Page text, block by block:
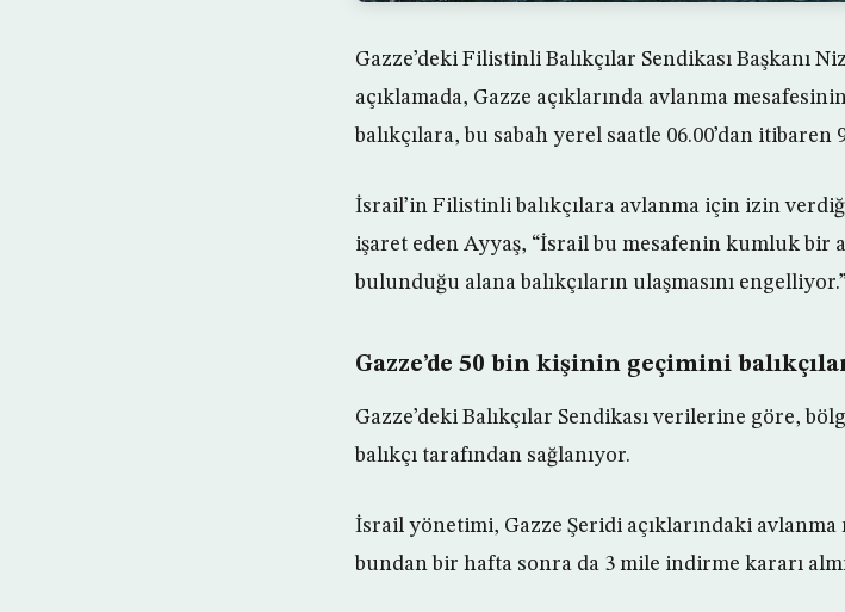
Gazze’deki Filistinli Balıkçılar Sendikası Başkanı
açıklamada, Gazze açıklarında avlanma
balıkçılara, bu sabah yerel saatle 06.00’dan
İsrail’in Filistinli balıkçılara avlanma için izin
işaret eden Ayyaş, “İsrail bu mesafenin kumluk bir
bulunduğu alana balıkçıların ulaşmasını
Gazze’de 50 bin kişinin geçimini
Gazze’deki Balıkçılar Sendikası verilerine göre,
balıkçı tarafından sağlanıyor.
İsrail yönetimi, Gazze Şeridi açıklarındaki avlanma
bundan bir hafta sonra da 3 mile indirme kararı